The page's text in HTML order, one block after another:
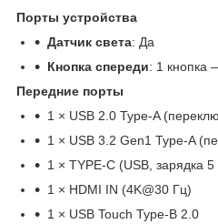
Порты устройства
Датчик света: Да
Кнопка спереди: 1 кнопка
Передние порты
1 × USB 2.0 Type-A
1 × USB 3.2 Gen1 Type-A
1 × TYPE-C (USB, зарядка
1 × HDMI IN (4K@30 Гц)
1 × USB Touch Type-B 2.0